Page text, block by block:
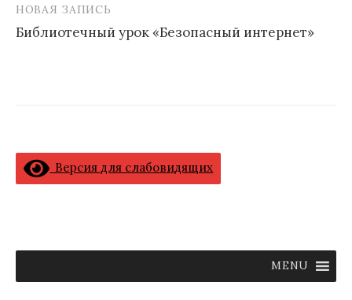
записям
НОВАЯ ЗАПИСЬ
Библиотечный урок «Безопасный интернет»
Версия для слабовидящих
MENU